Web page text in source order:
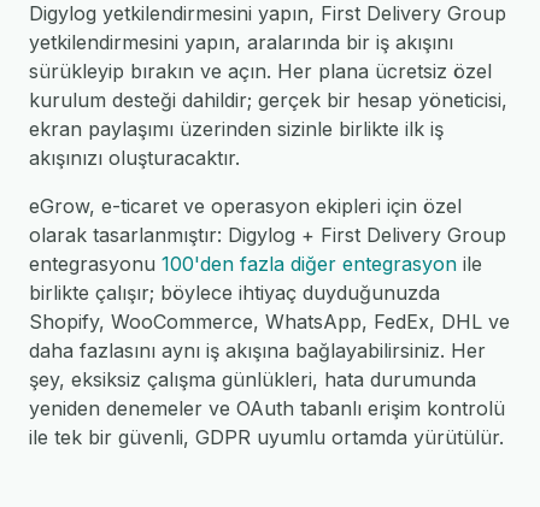
Digylog yetkilendirmesini yapın, First Delivery Group
yetkilendirmesini yapın, aralarında bir iş akışını
sürükleyip bırakın ve açın. Her plana ücretsiz özel
kurulum desteği dahildir; gerçek bir hesap yöneticisi,
ekran paylaşımı üzerinden sizinle birlikte ilk iş
akışınızı oluşturacaktır.
eGrow, e-ticaret ve operasyon ekipleri için özel
olarak tasarlanmıştır: Digylog + First Delivery Group
entegrasyonu 100'den fazla diğer entegrasyon ile
birlikte çalışır; böylece ihtiyaç duyduğunuzda
Shopify, WooCommerce, WhatsApp, FedEx, DHL ve
daha fazlasını aynı iş akışına bağlayabilirsiniz. Her
şey, eksiksiz çalışma günlükleri, hata durumunda
yeniden denemeler ve OAuth tabanlı erişim kontrolü
ile tek bir güvenli, GDPR uyumlu ortamda yürütülür.